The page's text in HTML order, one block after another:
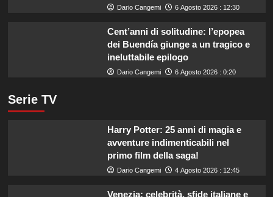
Dario Cangemi 6 Agosto 2026 : 12:30
Cent’anni di solitudine: l’epopea
dei Buendía giunge a un tragico e
ineluttabile epilogo
Dario Cangemi 6 Agosto 2026 : 0:20
Serie TV
Harry Potter: 25 anni di magia e
avventure indimenticabili nel
primo film della saga!
Dario Cangemi 4 Agosto 2026 : 12:45
Venezia: celebrità, sfide italiane e